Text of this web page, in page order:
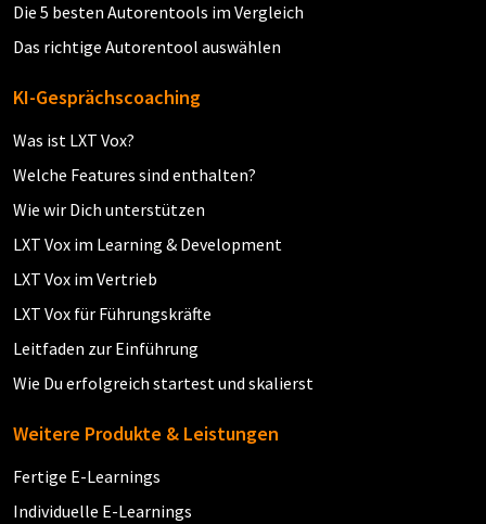
Die 5 besten Autorentools im Vergleich
Das richtige Autorentool auswählen
KI-Gesprächscoaching
Was ist LXT Vox?
Welche Features sind enthalten?
Wie wir Dich unterstützen
LXT Vox im Learning & Development
LXT Vox im Vertrieb
LXT Vox für Führungskräfte
Leitfaden zur Einführung
Wie Du erfolgreich startest und skalierst
Weitere Produkte & Leistungen
Fertige E-Learnings
Individuelle E-Learnings